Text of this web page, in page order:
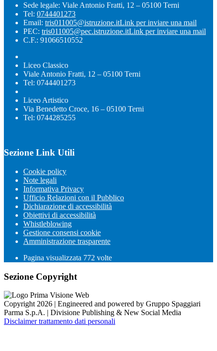
Sede legale: Viale Antonio Fratti, 12 – 05100 Terni
Tel: 0744401273
Email: tris011005@istruzione.itLink per inviare una mail
PEC: tris011005@pec.istruzione.itLink per inviare una mail
C.F.: 91066510552
Liceo Classico
Viale Antonio Fratti, 12 – 05100 Terni
Tel: 0744401273
Liceo Artistico
Via Benedetto Croce, 16 – 05100 Terni
Tel: 0744285255
Sezione Link Utili
Cookie policy
Note legali
Informativa Privacy
Ufficio Relazioni con il Pubblico
Dichiarazione di accessibilità
Obiettivi di accessibilità
Whistleblowing
Gestione consensi cookie
Amministrazione trasparente
Pagina visualizzata 772 volte
Sezione Copyright
Copyright 2026 | Engineered and powered by Gruppo Spaggiari
Parma S.p.A. | Divisione Publishing & New Social Media
Disclaimer trattamento dati personali